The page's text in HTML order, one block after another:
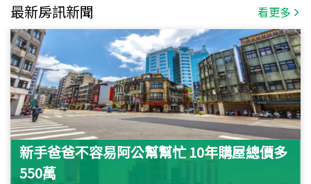
最新房訊新聞 看更多
新手爸爸不容易阿公幫幫忙 10年購屋總價多
550萬